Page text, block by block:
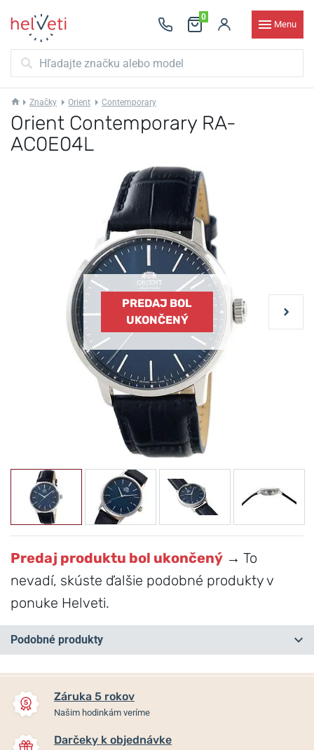
0
Menu
Značky Orient Contemporary
Orient Contemporary RA-
AC0E04L
PREDAJ BOL
UKONČENÝ
Predaj produktu bol ukončený → To
nevadí, skúste ďalšie podobné produkty v
ponuke Helveti.
Podobné produkty
Záruka 5 rokov
Našim hodinkám veríme
Darčeky k objednávke